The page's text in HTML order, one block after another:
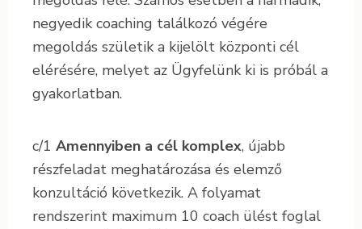
negyedik coaching találkozó végére
megoldás születik a kijelölt központi cél
elérésére, melyet az Ügyfelünk ki is próbál a
gyakorlatban.
c/1 Amennyiben a cél komplex, újabb
részfeladat meghatározása és elemző
konzultáció következik. A folyamat
rendszerint maximum 10 coach ülést foglal